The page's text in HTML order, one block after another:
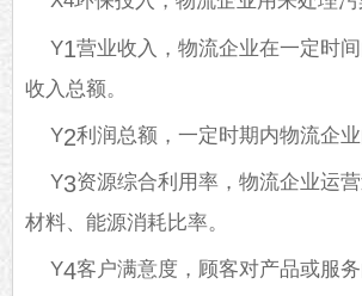
Y1营业收入，物流企业在一定时
收入总额。
Y2利润总额，一定时期内物流企
Y3资源综合利用率，物流企业运
材料、能源消耗比率。
Y4客户满意度，顾客对产品或服